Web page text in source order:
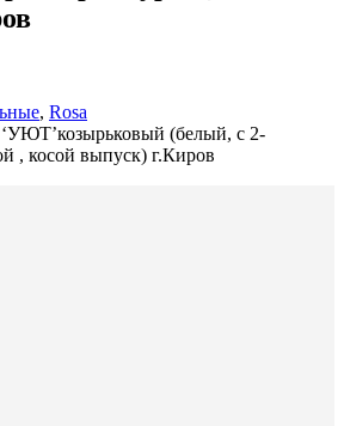
, Rosa
(белый, с 2-
, косой выпуск) г.Киров